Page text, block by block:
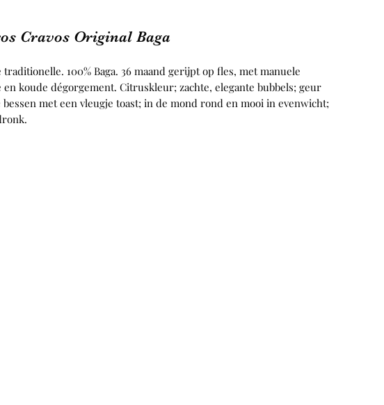
Cravos Original Baga
traditionelle. 100% Baga. 36 maand gerijpt op fles, met manuele
en koude dégorgement. Citruskleur; zachte, elegante bubbels; geur
met een vleugje toast; in de mond rond en mooi in evenwicht;